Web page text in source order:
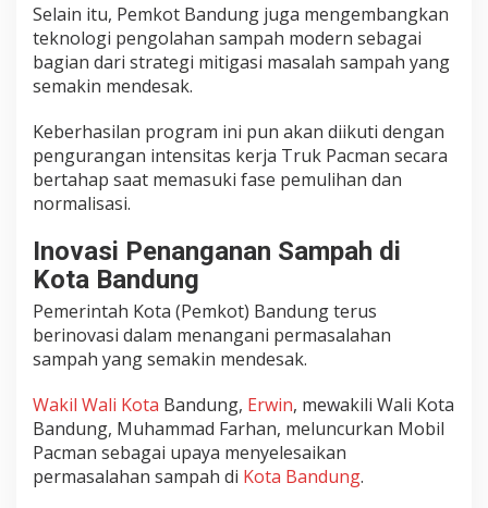
g
Selain itu, Pemkot Bandung juga mengembangkan
teknologi pengolahan sampah modern sebagai
bagian dari strategi mitigasi masalah sampah yang
semakin mendesak.
Keberhasilan program ini pun akan diikuti dengan
pengurangan intensitas kerja Truk Pacman secara
bertahap saat memasuki fase pemulihan dan
normalisasi.
Inovasi Penanganan Sampah di
Kota Bandung
Pemerintah Kota (Pemkot) Bandung terus
berinovasi dalam menangani permasalahan
sampah yang semakin mendesak.
Wakil Wali Kota Bandung, Erwin, mewakili Wali Kota
Bandung, Muhammad Farhan, meluncurkan Mobil
Pacman sebagai upaya menyelesaikan
permasalahan sampah di Kota Bandung.